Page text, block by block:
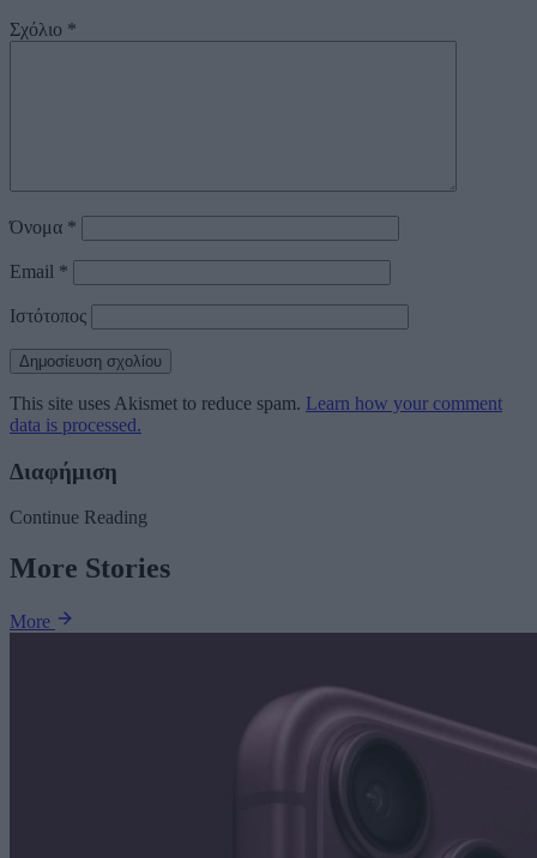
Σχόλιο *
Όνομα *
Email *
Ιστότοπος
This site uses Akismet to reduce spam. Learn how your comment
data is processed.
Διαφήμιση
Continue Reading
More Stories
More